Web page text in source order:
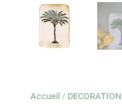
Accueil / DECORATION